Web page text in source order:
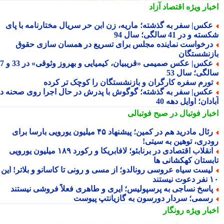
ویژهاقتصاد آزاد
سفر به گذشته؛ ماریه، زن ابن حر سریال مختارنامه با پای
و در 41 سالگی؛ سال 94
نماینده مجلس برای تسریع در همسان سازی حقوق
عکس| عکس صمیمی «قریبیان، کیمیایی و بهروز وثوقی» در 33 و 37
سال 53
سفره کارگران و بازنشستگان را کوچک تر کرده
سفر به گذشته؛ گوگوش با پدرش در حال اجرا روی صحنه در
اوایل دهه 40
فوتبال در صبح فوتبالی
رئال مادرید هم در کمین؛ پیشنهاد ۴۵ میلیون یورویی بارسا برای
توهین به سیتی!
انقلاب اقتصادی در برنابئو؛ لافابریکا و رکورد ۱۸۹ میلیون یورویی
کهکشانی ها
سیاه عروسی رونالدو؛ از مسی و رونی تا کاسانو و بلاتر! این
نساجی به پرسپولیس؛ ایری و طاهری فعلاً فروشی نیستند
سردار دورسون به گازیانتپ پیوست
ویژهرونگار